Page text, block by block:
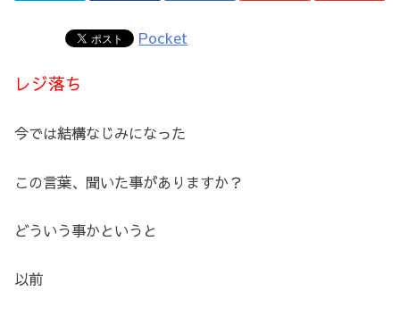
Pocket
レジ落ち
今では結構なじみになった
この言葉、聞いた事がありますか？
どういう事かというと
以前